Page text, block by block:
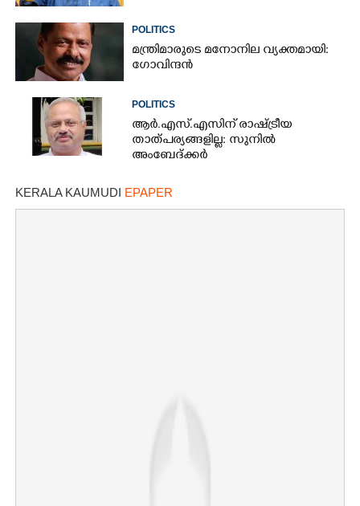
POLITICS
മന്ത്രിമാരുടെ മനോനില വ്യക്തമായി:
ഗോവിന്ദൻ
POLITICS
ആർ.എസ്.എസിന് രാഷ്ട്രീയ
താത്പര്യങ്ങളില്ല: സുനിൽ
അംബേദ്ക്കർ
KERALA KAUMUDI EPAPER